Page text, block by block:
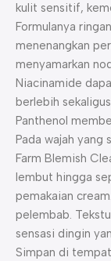
kulit sensitif,
Formulanya
menenangkan
menyamarkan
Niacinamide
berlebih
Panthenol
Pada wajah yang
Farm Blemish
lembut hingga
pemakaian
pelembab.
sensasi dingin
Simpan di